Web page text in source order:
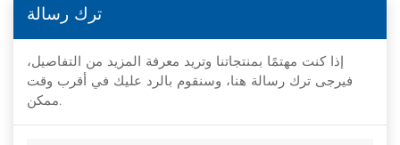
ترك رسالة
إذا كنت مهتمًا بمنتجاتنا وتريد معرفة المزيد من التفاصيل،
فيرجى ترك رسالة هنا، وسنقوم بالرد عليك في أقرب وقت
ممكن.